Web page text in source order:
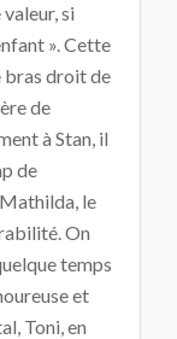
si
». Cette
bras droit de
de
à Stan, il
de
le
On
temps
et
Toni, en